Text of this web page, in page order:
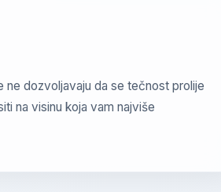
ne dozvoljavaju da se tečnost prolije
na visinu koja vam najviše